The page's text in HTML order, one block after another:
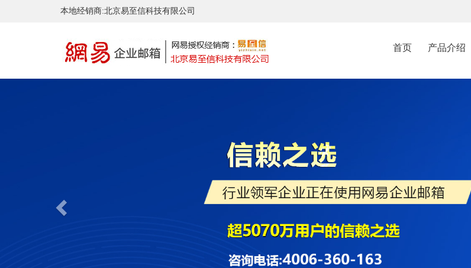
本地经销商:北京易至信科技有限公司
首页 产品介绍
Previous